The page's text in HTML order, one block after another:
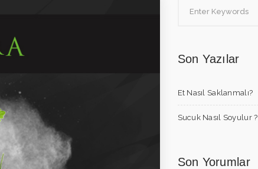
Son Yazılar
Et Nasıl Saklanmalı?
Sucuk Nasıl Soyulur ?
Son Yorumlar